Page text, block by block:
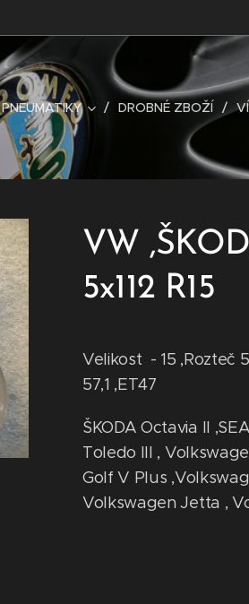
PNEUMATIKY DROBNÉ ZBOŽÍ
VW
5x112 R15
Velikost - 15 ,Rozteč
57,1 ,ET47
ŠKODA Octavia II
Toledo III ,
Golf V Plus
Volkswagen Jetta ,